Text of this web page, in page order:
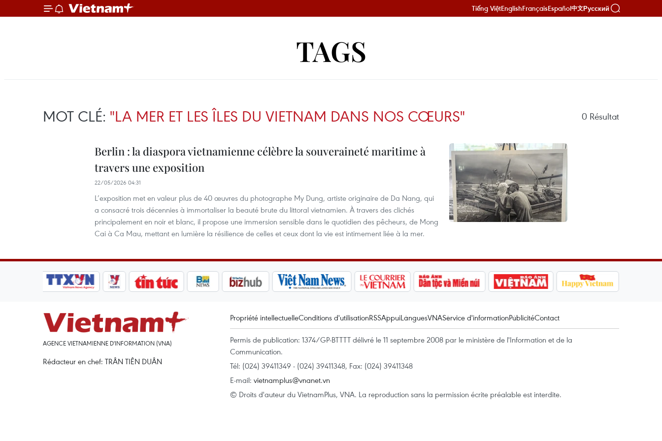
Tiếng ViệtEnglishFrançaisEspañol中文Русский
TAGS
MOT CLÉ: "LA MER ET LES ÎLES DU VIETNAM DANS NOS CŒURS" 0 Résultat
Berlin : la diaspora vietnamienne célèbre la souveraineté maritime à
travers une exposition
22/05/2026 04:31
L’exposition met en valeur plus de 40 œuvres du photographe My Dung, artiste originaire de Da Nang, qui
a consacré trois décennies à immortaliser la beauté brute du littoral vietnamien. À travers des clichés
principalement en noir et blanc, il propose une immersion sensible dans le quotidien des pêcheurs, de Mong
Cai à Ca Mau, mettant en lumière la résilience de celles et ceux dont la vie est intimement liée à la mer.
AGENCE VIETNAMIENNE D'INFORMATION (VNA)
Rédacteur en chef: TRÂN TIÊN DUÂN
Propriété intellectuelleConditions d'utilisationRSSAppuiLanguesVNAService d'informationPublicitéContact
Permis de publication: 1374/GP-BTTTT délivré le 11 septembre 2008 par le ministère de l'Information et de la
Communication.
Tél: (024) 39411349 - (024) 39411348, Fax: (024) 39411348
E-mail: vietnamplus@vnanet.vn
© Droits d'auteur du VietnamPlus, VNA. La reproduction sans la permission écrite préalable est interdite.